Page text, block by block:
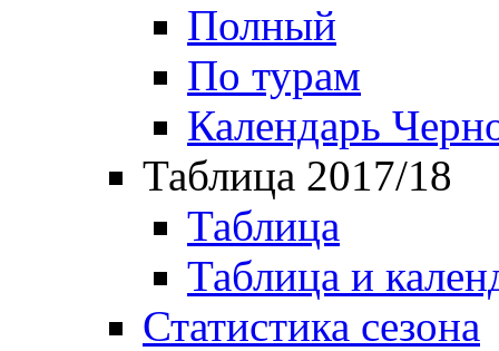
Полный
По турам
Календарь
Таблица 2017/18
Таблица
Таблица и
Статистика сезона